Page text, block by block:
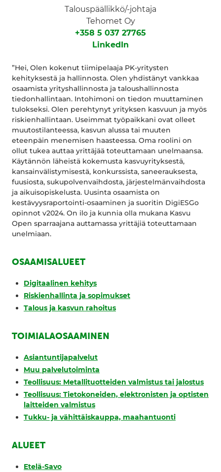
Talouspäällikkö/-johtaja
Tehomet Oy
+358 5 037 27765
LinkedIn
”Hei, Olen kokenut tiimipelaaja PK-yritysten
kehityksestä ja hallinnosta. Olen yhdistänyt vankkaa
osaamista yrityshallinnosta ja taloushallinnosta
tiedonhallintaan. Intohimoni on tiedon muuttaminen
tulokseksi. Olen perehtynyt yrityksen kasvuun ja myös
riskienhallintaan. Useimmat työpaikkani ovat olleet
muutostilanteessa, kasvun alussa tai muuten
eteenpäin menemisen haasteessa. Oma roolini on
ollut tukea auttaa yrittäjää toteuttamaan unelmaansa.
Käytännön läheistä kokemusta kasvuyrityksestä,
kansainvälistymisestä, konkurssista, saneerauksesta,
fuusiosta, sukupolvenvaihdosta, järjestelmänvaihdosta
ja aikuisopiskelusta. Uusinta osaamista on
kestävyysraportointi-osaaminen ja suoritin DigiESGo
opinnot v2024. On ilo ja kunnia olla mukana Kasvu
Open sparraajana auttamassa yrittäjiä toteuttamaan
unelmiaan.
OSAAMISALUEET
Digitaalinen kehitys
Riskienhallinta ja sopimukset
Talous ja kasvun rahoitus
TOIMIALAOSAAMINEN
Asiantuntijapalvelut
Muu palvelutoiminta
Teollisuus: Metallituotteiden valmistus tai jalostus
Teollisuus: Tietokoneiden, elektronisten ja optisten
laitteiden valmistus
Tukku- ja vähittäiskauppa, maahantuonti
ALUEET
Etelä-Savo